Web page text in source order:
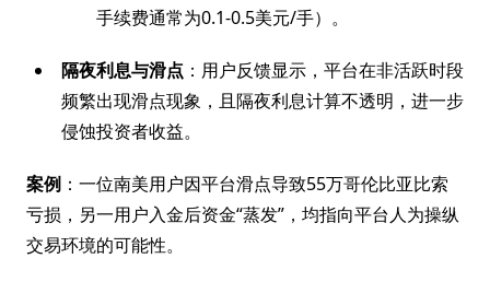
手续费通常为0.1-0.5美元/手）。
隔夜利息与滑点 ：用户反馈显示，平台在非活跃时段
频繁出现滑点现象，且隔夜利息计算不透明，进一步
侵蚀投资者收益。
案例 ：一位南美用户因平台滑点导致55万哥伦比亚比索
亏损，另一用户入金后资金“蒸发”，均指向平台人为操纵
交易环境的可能性。